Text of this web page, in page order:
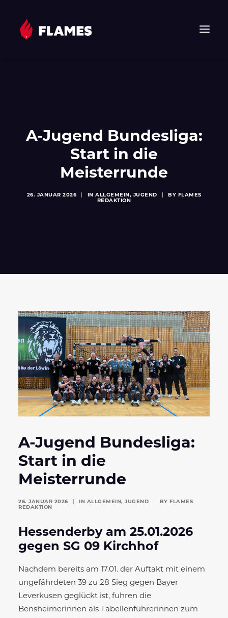
JUGEND
SPONSOREN & PARTNER
A-Jugend Bundesliga:
Start in die
Meisterrunde
26. JANUAR 2026 IN ALLGEMEIN , JUGEND BY FLAMES
REDAKTION
A-Jugend Bundesliga:
Start in die
Meisterrunde
26. JANUAR 2026 IN ALLGEMEIN, JUGEND BY FLAMES
REDAKTION
Hessenderby am 25.01.2026
gegen SG 09 Kirchhof
Nachdem bereits am 17.01. der Auftakt mit einem
ungefährdeten 39 zu 28 Sieg gegen Bayer
Leverkusen geglückt ist, fuhren die
Bensheimerinnen als Tabellenführerinnen zum